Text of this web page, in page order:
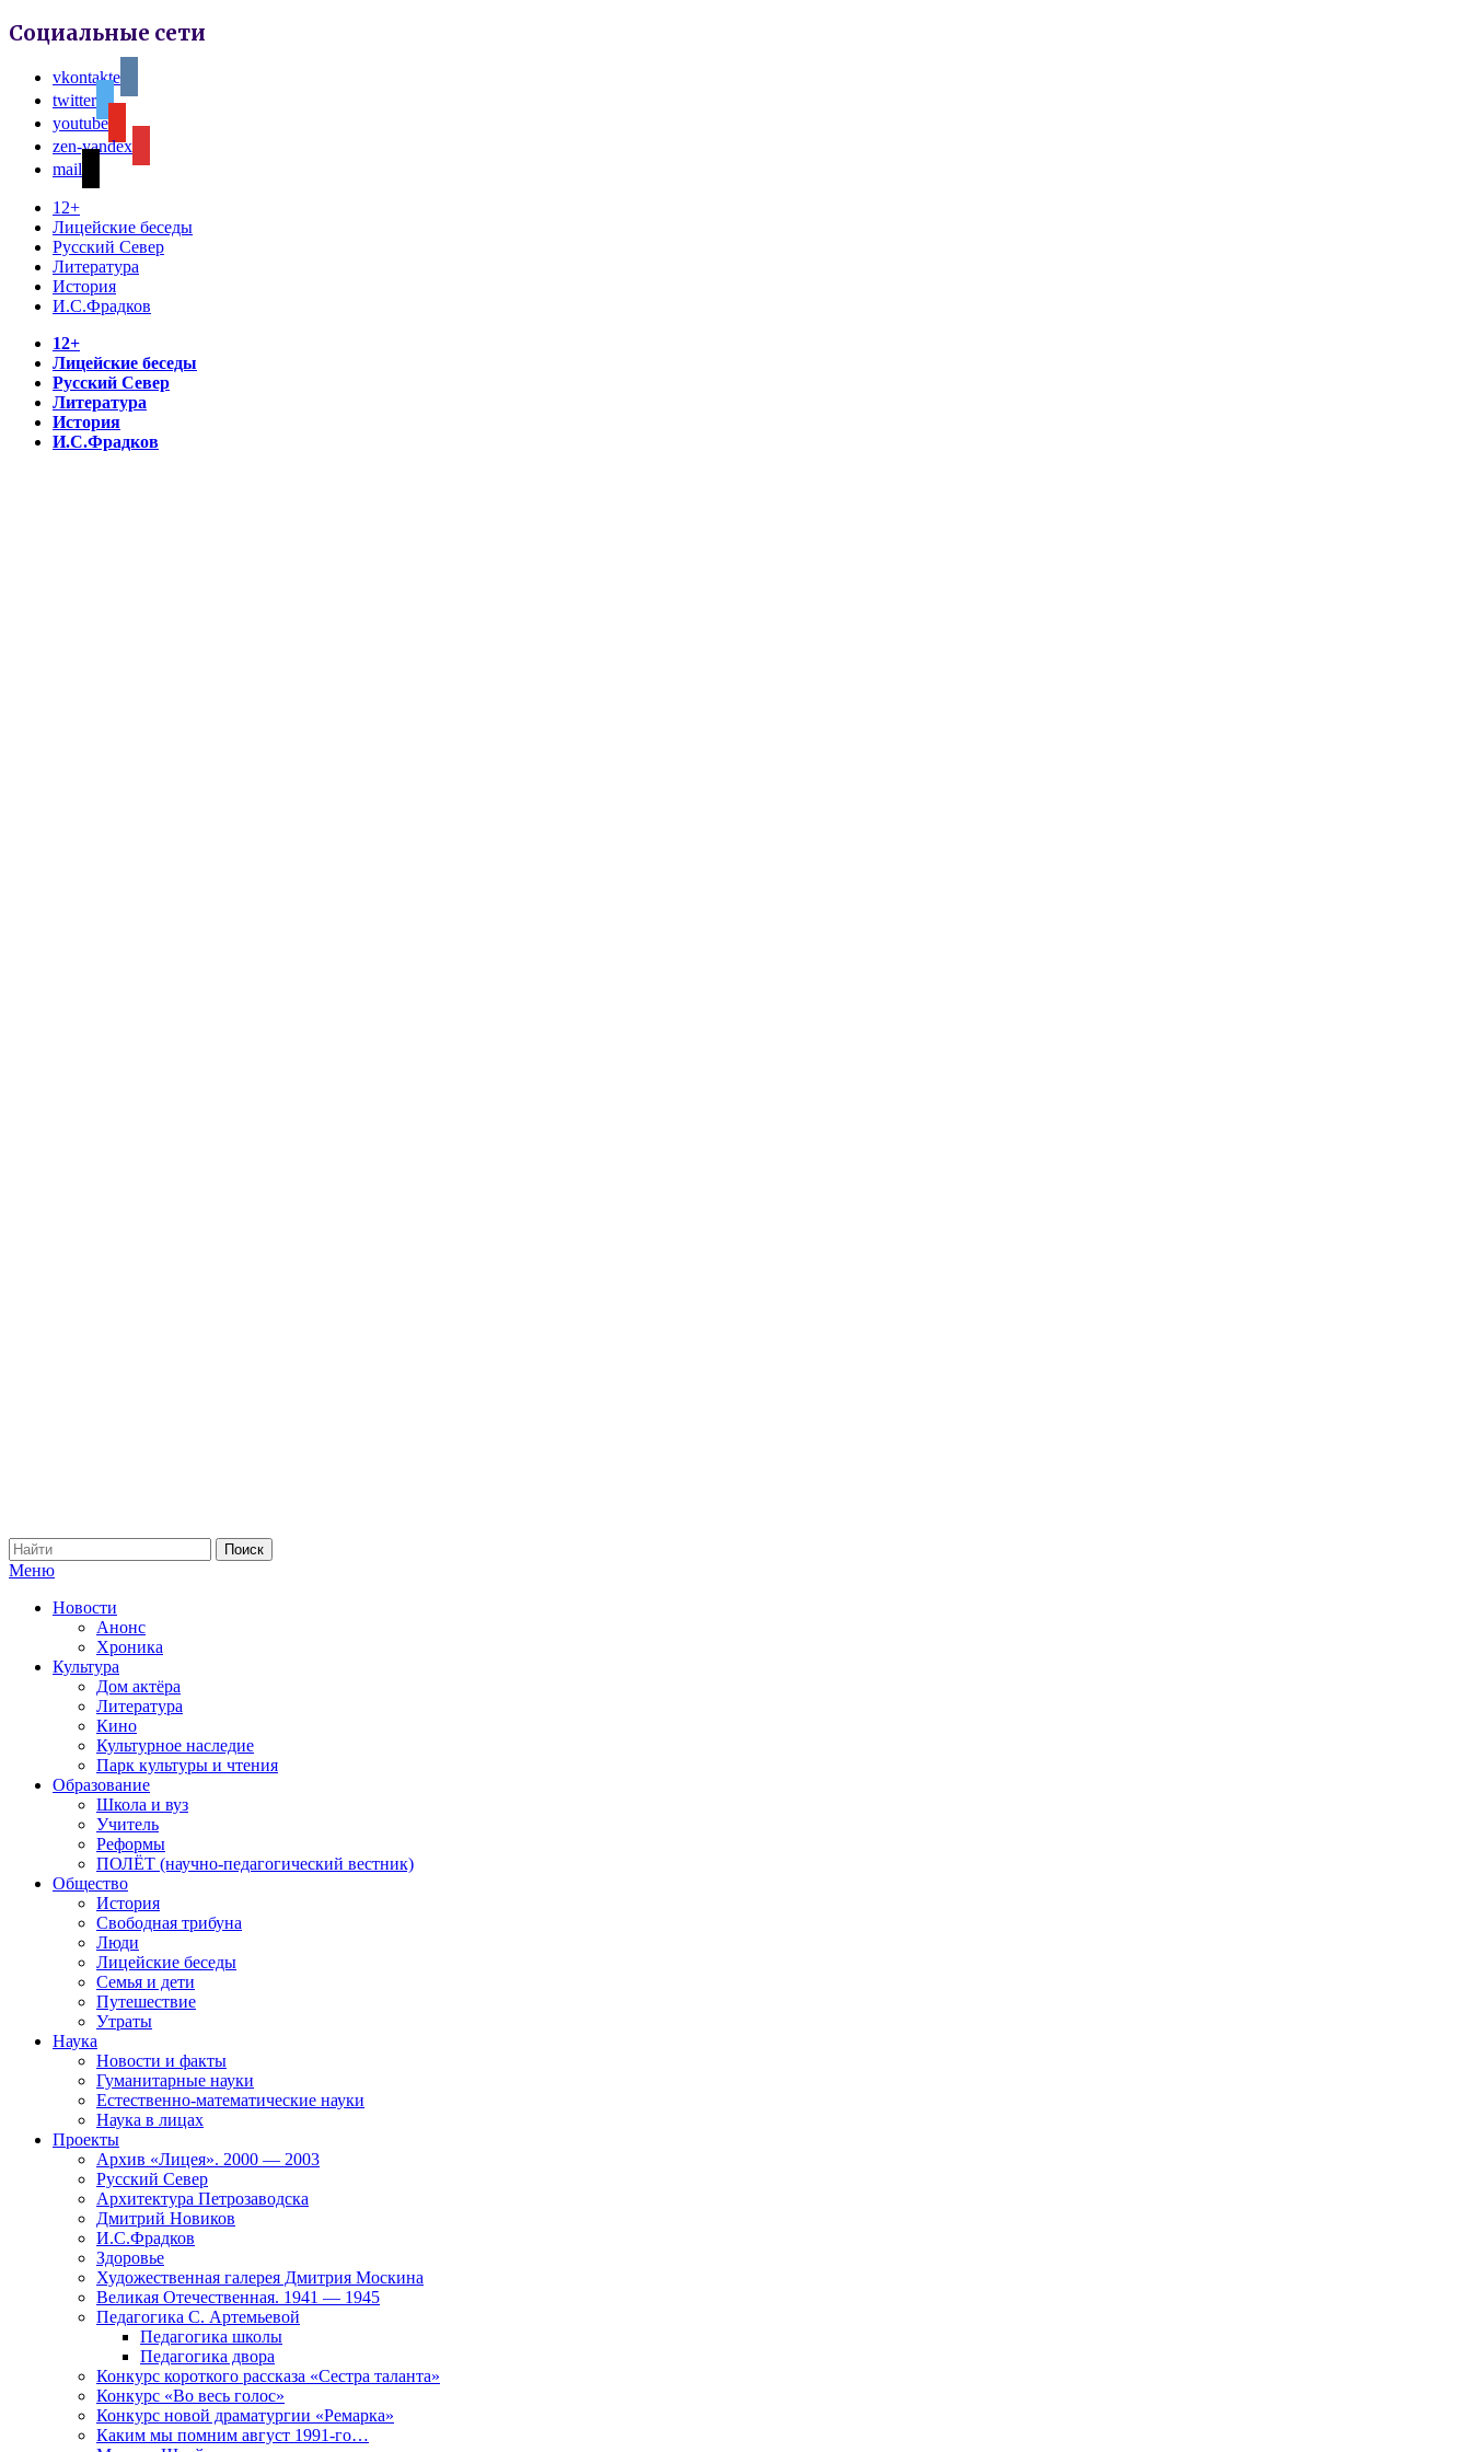
Социальные сети
vkontakte
twitter
youtube
zen-yandex
mail
12+
Лицейские беседы
Русский Север
Литература
История
И.С.Фрадков
12+
Лицейские беседы
Русский Север
Литература
История
И.С.Фрадков
Меню
Новости
Анонс
Хроника
Культура
Дом актёра
Литература
Кино
Культурное наследие
Парк культуры и чтения
Образование
Школа и вуз
Учитель
Реформы
ПОЛЁТ (научно-педагогический вестник)
Общество
История
Свободная трибуна
Люди
Лицейские беседы
Семья и дети
Путешествие
Утраты
Наука
Новости и факты
Гуманитарные науки
Естественно-математические науки
Наука в лицах
Проекты
Архив «Лицея». 2000 — 2003
Русский Север
Архитектура Петрозаводска
Дмитрий Новиков
И.С.Фрадков
Здоровье
Художественная галерея Дмитрия Москина
Великая Отечественная. 1941 — 1945
Педагогика С. Артемьевой
Педагогика школы
Педагогика двора
Конкурс короткого рассказа «Сестра таланта»
Конкурс «Во весь голос»
Конкурс новой драматургии «Ремарка»
Каким мы помним август 1991-го…